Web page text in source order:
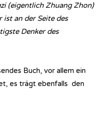
(eigentlich Zhuang Zhon)
ist an der Seite des
Denker des
Buch, vor allem ein
es trägt ebenfalls den